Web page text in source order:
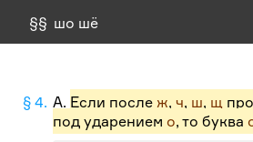
§ 4. А. Если послеж, ч, ш, щ
под ударением о, то буква